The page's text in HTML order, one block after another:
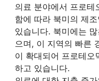
의료 분야에서 프로테
함에 따라 북미의 제
있습니다. 북미에는
으며, 이 지역의 빠른
이 확대되어 프로테오
하고 있습니다.